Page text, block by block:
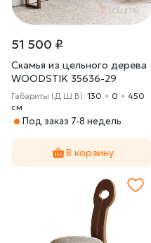
51 500 ₽
Cкамья из цельного дерева
WOODSTIK 35636-29
Габариты (Д Ш В): 130 × 0 × 450
cм
Под заказ 7-8 недель
В корзину